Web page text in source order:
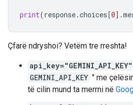
print(response.choices[0] .
Çfarë ndryshoi? Vetëm tre rreshta!
api_key="GEMINI_API_KEY"
GEMINI_API_KEY " me
të cilin mund ta merrni në